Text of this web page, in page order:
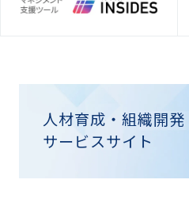
人材育成・組織開発
サービスサイト